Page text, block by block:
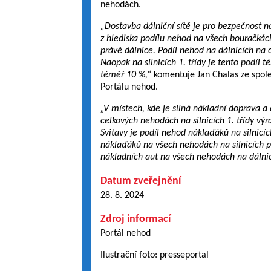
nehodách.
„Dostavba dálniční sítě je pro bezpečnost
z hlediska podílu nehod na všech
právě dálnice. Podíl nehod na dálnicích na
Naopak na silnicích 1. třídy je tento podíl
téměř 10 %,“ komentuje Jan Chalas ze
Portálu nehod.
„V místech, kde je silná nákladní doprava
celkových nehodách na silnicích 1. třídy
Svitavy je podíl nehod náklaďáků na
náklaďáků na všech nehodách na silnicích
nákladních aut na všech nehodách na
Datum zveřejnění
28. 8. 2024
Zdroj informací
Portál nehod
Ilustrační foto: presseportal